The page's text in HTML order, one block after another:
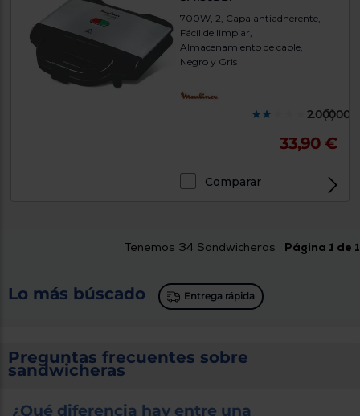
700W, 2, Capa antiadherente,
Fácil de limpiar,
Almacenamiento de cable,
Negro y Gris
(1)
33,90 €
Comparar
Tenemos 34 Sandwicheras . Página 1 de 1
Lo más búscado Entrega rápida
Preguntas frecuentes sobre
sandwicheras
¿Qué diferencia hay entre una